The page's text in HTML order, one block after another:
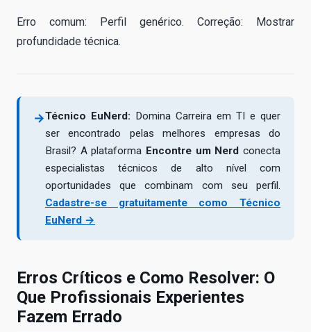
Erro comum: Perfil genérico. Correção: Mostrar
profundidade técnica.
→Técnico EuNerd: Domina Carreira em TI e quer
ser encontrado pelas melhores empresas do
Brasil? A plataforma Encontre um Nerd conecta
especialistas técnicos de alto nível com
oportunidades que combinam com seu perfil.
Cadastre-se gratuitamente como Técnico
EuNerd →
Erros Críticos e Como Resolver: O
Que Profissionais Experientes
Fazem Errado